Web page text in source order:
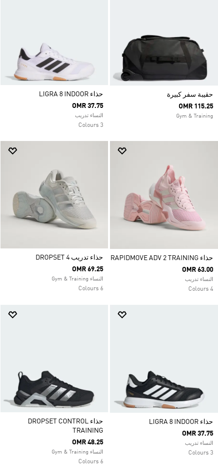
حقيبة سفر كبيرة
OMR 115.25
Gym & Training
حذاء LIGRA 8 INDOOR
OMR 37.75
النساء تدريب
3 Colours
حذاء RAPIDMOVE ADV 2 TRAINING
OMR 63.00
النساء تدريب
4 Colours
حذاء تدريب DROPSET 4
OMR 69.25
النساء Gym & Training
6 Colours
حذاء LIGRA 8 INDOOR
OMR 37.75
النساء تدريب
3 Colours
حذاء DROPSET CONTROL
TRAINING
OMR 48.25
النساء Gym & Training
6 Colours